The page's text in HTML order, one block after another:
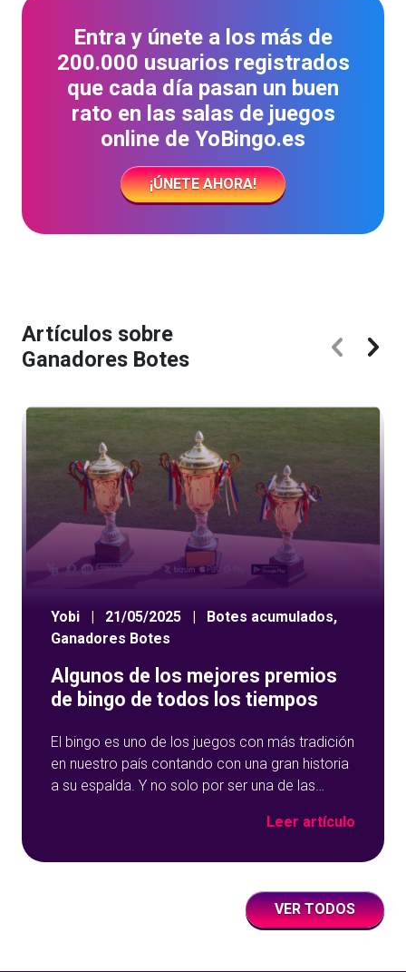
Entra y únete a los más de
200.000 usuarios registrados
que cada día pasan un buen
rato en las salas de juegos
online de YoBingo.es
¡ÚNETE AHORA!
Artículos sobre
Ganadores Botes
Yobi | 21/05/2025 | Botes acumulados,
Ganadores Botes
Algunos de los mejores premios
de bingo de todos los tiempos
El bingo es uno de los juegos con más tradición
en nuestro país contando con una gran historia
a su espalda. Y no solo por ser una de las
de juegos de tómbola, YoBingo, sino porque es
Leer artículo
VER TODOS